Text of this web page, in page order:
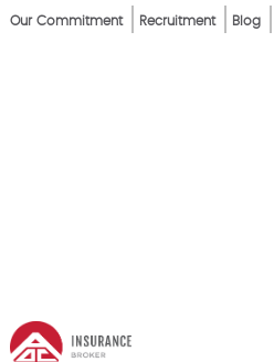
Skip
Top
Our Commitment Recruitment Blog